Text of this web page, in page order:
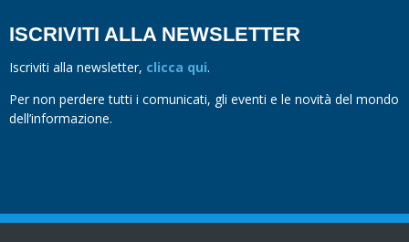
ISCRIVITI ALLA NEWSLETTER
Iscriviti alla newsletter, clicca qui.
Per non perdere tutti i comunicati, gli eventi e le novità del mondo
dell’informazione.